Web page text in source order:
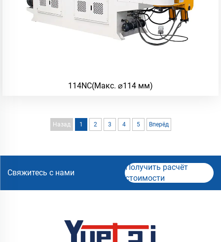
114NC(Макс. ⌀114 мм)
Назад 1 2 3 4 5 Вперёд
Свяжитесь с нами
Получить расчёт
стоимости